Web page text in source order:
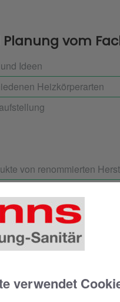
vom
Ideen
Heizkörperarten
von renommierten
und Instandhaltung
Profi
Sie
– alles aus einer
verwendet